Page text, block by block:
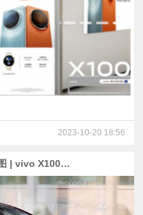
2023-10-20 18:56
便宜又科幻？特斯拉入门新车渲染图 | vivo X100 Pro+或春节后发布 | 三星4.3亿像素1英寸传感器爆料